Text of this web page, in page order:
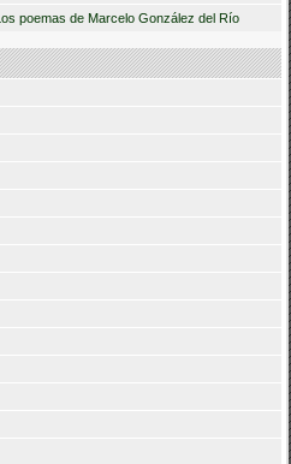
Los poemas de Marcelo González del Río